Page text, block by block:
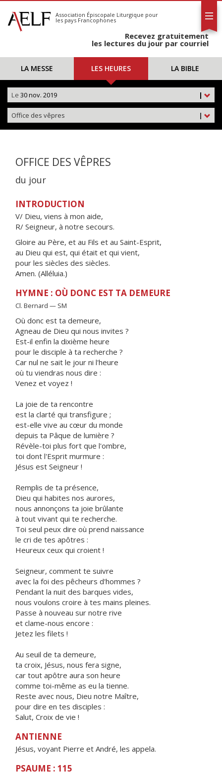
S'abonner
Calendrier
Association Épiscopale Liturgique pour
les pays Francophones
Recevez gratuitement
les lectures du jour par courriel
LA MESSE LES HEURES LA BIBLE
|
Le 30 nov. 2019
|
Office des vêpres
OFFICE DES VÊPRES
du jour
INTRODUCTION
V/ Dieu, viens à mon aide,
R/ Seigneur, à notre secours.
Gloire au Père, et au Fils et au Saint-Esprit,
au Dieu qui est, qui était et qui vient,
pour les siècles des siècles.
Amen. (Alléluia.)
HYMNE : OÙ DONC EST TA DEMEURE
Cl. Bernard — SM
Où donc est ta demeure,
Agneau de Dieu qui nous invites ?
Est-il enfin la dixième heure
pour le disciple à ta recherche ?
Car nul ne sait le jour ni l'heure
où tu viendras nous dire :
Venez et voyez !
La joie de ta rencontre
est la clarté qui transfigure ;
est-elle vive au cœur du monde
depuis ta Pâque de lumière ?
Révèle-toi plus fort que l'ombre,
toi dont l'Esprit murmure :
Jésus est Seigneur !
Remplis de ta présence,
Dieu qui habites nos aurores,
nous annonçons ta joie brûlante
à tout vivant qui te recherche.
Toi seul peux dire où prend naissance
le cri de tes apôtres :
Heureux ceux qui croient !
Seigneur, comment te suivre
avec la foi des pêcheurs d'hommes ?
Pendant la nuit des barques vides,
nous voulons croire à tes mains pleines.
Passe à nouveau sur notre rive
et clame-nous encore :
Jetez les filets !
Au seuil de ta demeure,
ta croix, Jésus, nous fera signe,
car tout apôtre aura son heure
comme toi-même as eu la tienne.
Reste avec nous, Dieu notre Maître,
pour dire en tes disciples :
Salut, Croix de vie !
ANTIENNE
Jésus, voyant Pierre et André, les appela.
PSAUME : 115